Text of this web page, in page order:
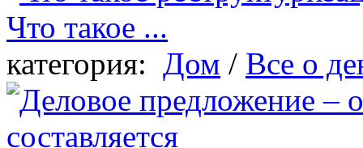
Что такое ...
категория: Дом / Все о